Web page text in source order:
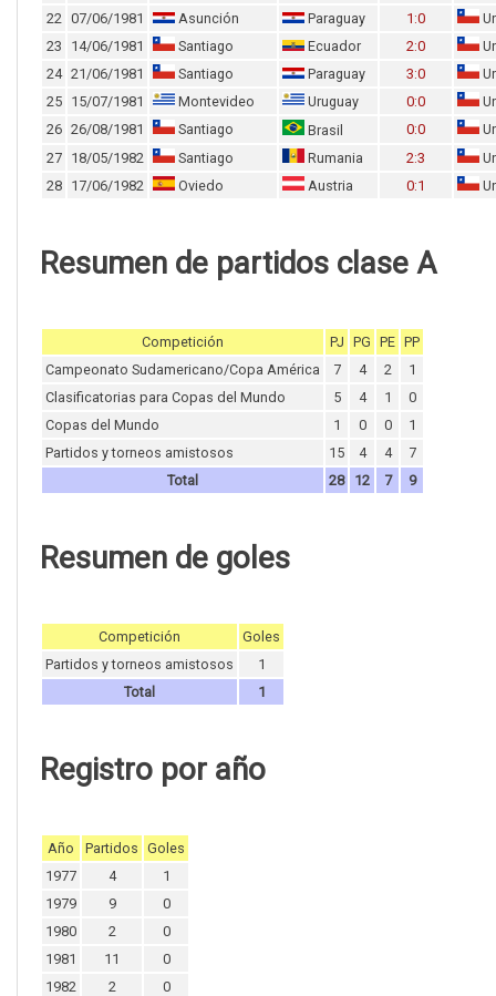
22 07/06/1981 Asunción Paraguay 1:0
23
14/06/1981 Santiago Ecuador 2:0
24 21/06/1981 Santiago Paraguay 3:0
25
15/07/1981 Montevideo Uruguay 0:0
26 26/08/1981 Santiago Brasil 0:0
27
18/05/1982 Santiago Rumania 2:3
28
17/06/1982 Oviedo Austria 0:1
Resumen de partidos clase A
Competición PJ PG PE PP
Campeonato Sudamericano/Copa América
7 4 2
1
Clasificatorias para Copas del Mundo
5 4 1
0
Copas del Mundo
1 0 0
1
Partidos y torneos amistosos
15 4 4
7
Total
28 12 7 9
Resumen de goles
Competición
Goles
Partidos y torneos amistosos
1
Total
1
Registro por año
Año Partidos Goles
1977
4
1
1979
9
0
1980
2
0
1981
11
0
1982
2
0